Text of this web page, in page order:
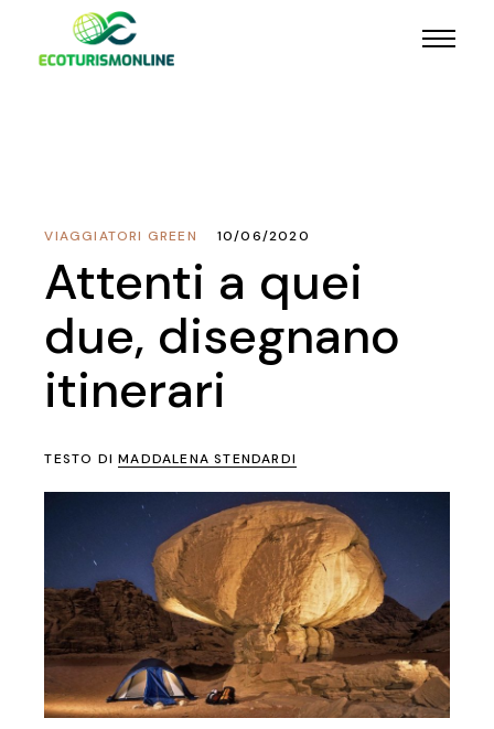
VIAGGIATORI GREEN 10/06/2020
Attenti a quei
due, disegnano
itinerari
TESTO DIMADDALENA STENDARDI